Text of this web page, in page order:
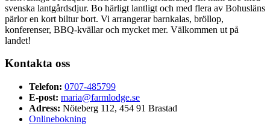
svenska lantgårdsdjur. Bo härligt lantligt och med flera av Bohusläns
pärlor en kort biltur bort. Vi arrangerar barnkalas, bröllop,
konferenser, BBQ-kvällar och mycket mer. Välkommen ut på
landet!
Kontakta oss
Telefon: 0707-485799
E-post: maria@farmlodge.se
Adress: Nöteberg 112, 454 91 Brastad
Onlinebokning